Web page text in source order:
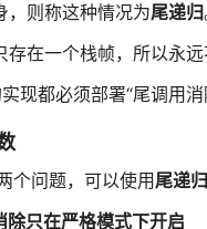
，则称这种情况为尾递归
在一个栈帧，所以永远
现都必须部署“尾调用
个问题，可以使用尾递归
除只在严格模式下开启